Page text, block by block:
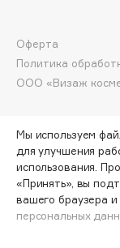
DP Daily Perfection
Dr. Vranjes Firenze
DSD de Luxe
Dyson
СООБЩИТЬ О
ООО «Визаж
Оферта
Политика
Мы используем
для улучшения
использования.
«Принять», вы
вашего браузера и
персональных